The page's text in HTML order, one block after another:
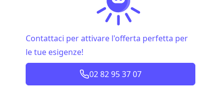
Contattaci per attivare l'offerta perfetta per
le tue esigenze!
02 82 95 37 07